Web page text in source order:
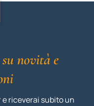
novità e
riceverai subito un